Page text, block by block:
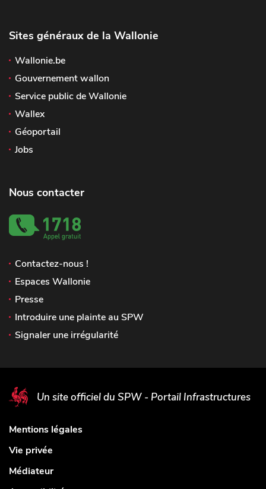
Sites généraux de la Wallonie
Wallonie.be
Gouvernement wallon
Service public de Wallonie
Wallex
Géoportail
Jobs
Nous contacter
Contactez-nous !
Espaces Wallonie
Presse
Introduire une plainte au SPW
Signaler une irrégularité
Un site officiel du SPW - Portail Infrastructures
Mentions légales
Vie privée
Médiateur